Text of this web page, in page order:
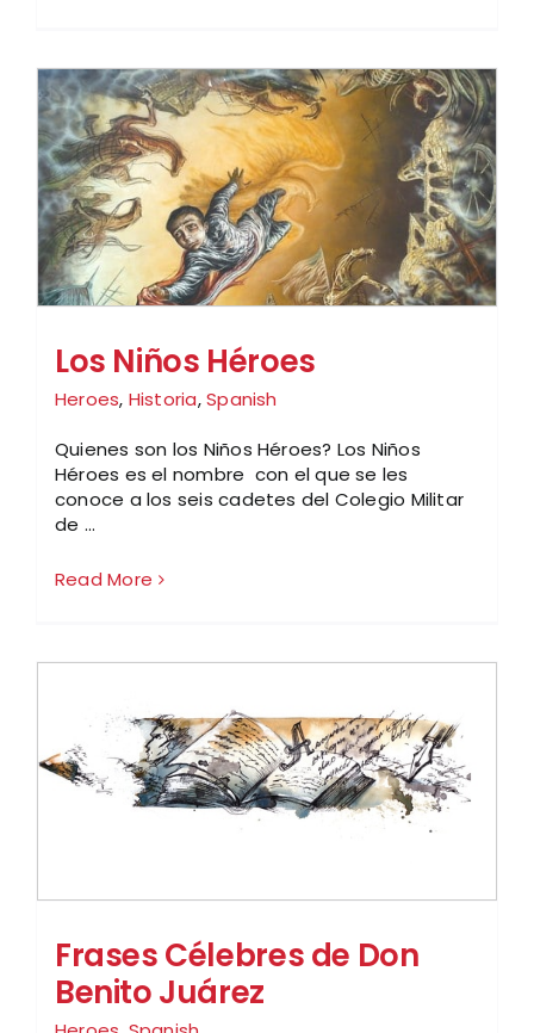
Los Niños Héroes
Heroes, Historia,Spanish
Quienes son los Niños Héroes? Los Niños
Héroes es el nombre con el que se les
conoce a los seis cadetes del Colegio Militar
de ...
Read More
Frases Célebres de Don
Benito Juárez